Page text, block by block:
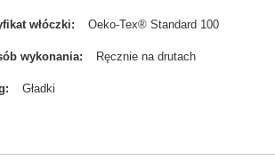
włóczki Oeko-Tex® Standard 100
wykonania Ręcznie na drutach
Gładki